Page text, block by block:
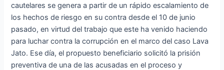
cautelares se genera a partir de un rápido escalamiento de
los hechos de riesgo en su contra desde el 10 de junio
pasado, en virtud del trabajo que este ha venido haciendo
para luchar contra la corrupción en el marco del caso Lava
Jato. Ese día, el propuesto beneficiario solicitó la prisión
preventiva de una de las acusadas en el proceso y